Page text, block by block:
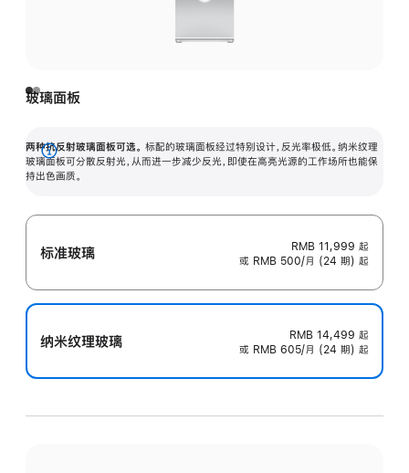
玻璃面板
两种抗反射玻璃面板可选。 标配的玻璃面板经过特别设计，反光率极低。纳米纹理
玻璃面板可分散反射光，从而进一步减少反光，即使在高亮光源的工作场所也能保
持出色画质。
展
开
标准玻璃 RMB 11,999 起
或 RMB 500/月 (24 期) 起
纳米纹理玻璃 RMB 14,499 起
或 RMB 605/月 (24 期) 起